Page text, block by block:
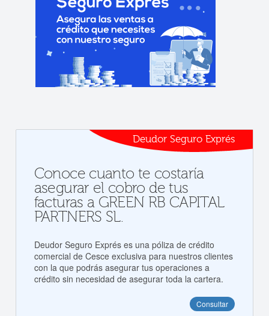
Deudor Seguro Exprés
Conoce cuanto te costaría
asegurar el cobro de tus
facturas a GREEN RB CAPITAL
PARTNERS SL.
Deudor Seguro Exprés es una póliza de crédito
comercial de Cesce exclusiva para nuestros clientes
con la que podrás asegurar tus operaciones a
crédito sin necesidad de asegurar toda la cartera.
Consultar